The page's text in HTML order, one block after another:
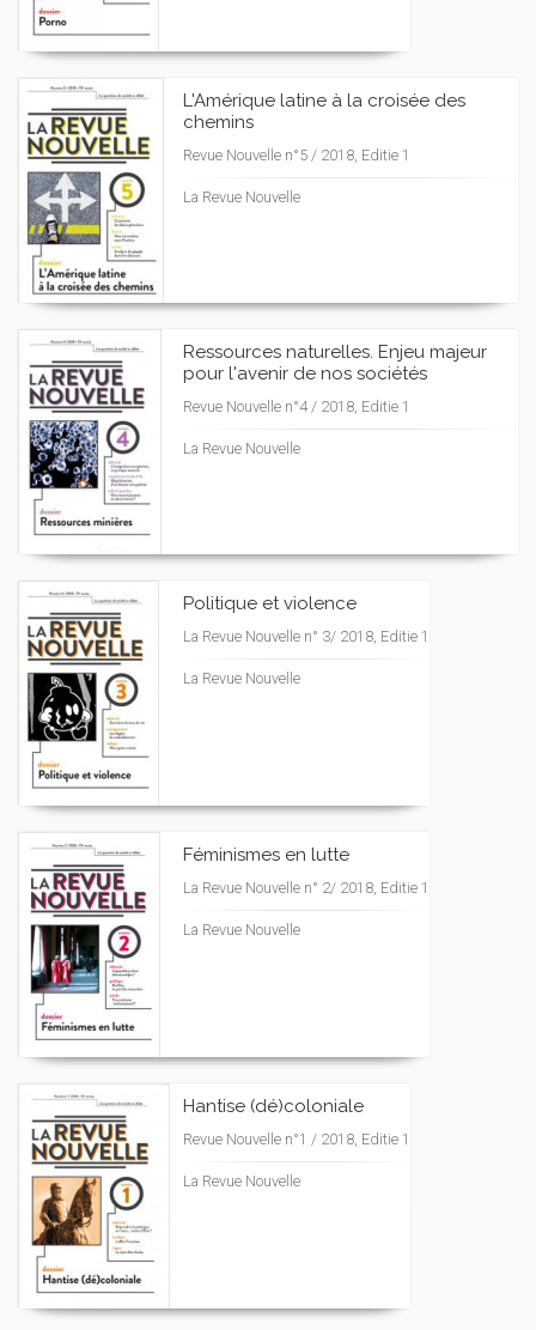
L'Amérique latine à la croisée des
chemins
Revue Nouvelle n°5 / 2018, Editie 1
La Revue Nouvelle
Ressources naturelles. Enjeu majeur
pour l'avenir de nos sociétés
Revue Nouvelle n°4 / 2018, Editie 1
La Revue Nouvelle
Politique et violence
La Revue Nouvelle n° 3/ 2018, Editie 1
La Revue Nouvelle
Féminismes en lutte
La Revue Nouvelle n° 2/ 2018, Editie 1
La Revue Nouvelle
Hantise (dé)coloniale
Revue Nouvelle n°1 / 2018, Editie 1
La Revue Nouvelle